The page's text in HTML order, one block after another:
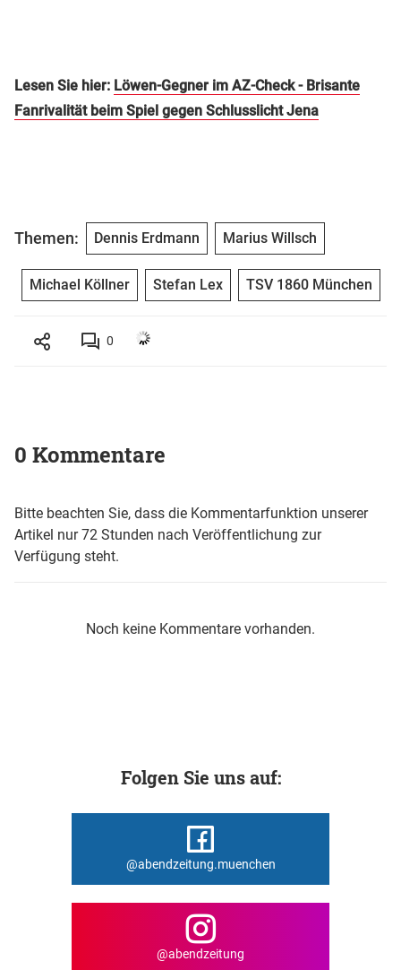
Lesen Sie hier: Löwen-Gegner im AZ-Check - Brisante
Fanrivalität beim Spiel gegen Schlusslicht Jena
Themen: Dennis Erdmann Marius Willsch
Michael Köllner Stefan Lex TSV 1860 München
0
0 Kommentare
Bitte beachten Sie, dass die Kommentarfunktion unserer
Artikel nur 72 Stunden nach Veröffentlichung zur
Verfügung steht.
Noch keine Kommentare vorhanden.
Folgen Sie uns auf:
@abendzeitung.muenchen
@abendzeitung